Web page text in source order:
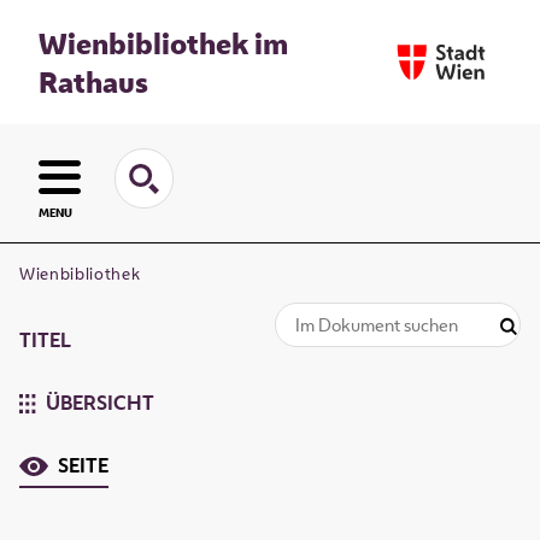
Wienbibliothek im
Rathaus
MENU
Wienbibliothek
TITEL
ÜBERSICHT
SEITE